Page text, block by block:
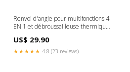
Renvoi d'angle pour multifonctions 4
EN 1 et débroussailleuse thermique
US$ 29.90
★★★★★ 4.8 (23 reviews)